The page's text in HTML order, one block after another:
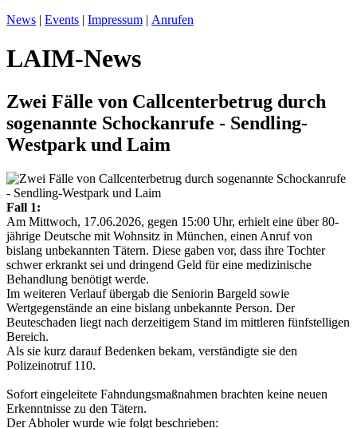
News | Events | Impressum | Anrufen
LAIM-News
Zwei Fälle von Callcenterbetrug durch
sogenannte Schockanrufe - Sendling-
Westpark und Laim
Fall 1:
Am Mittwoch, 17.06.2026, gegen 15:00 Uhr, erhielt eine über 80-
jährige Deutsche mit Wohnsitz in München, einen Anruf von
bislang unbekannten Tätern. Diese gaben vor, dass ihre Tochter
schwer erkrankt sei und dringend Geld für eine medizinische
Behandlung benötigt werde.
Im weiteren Verlauf übergab die Seniorin Bargeld sowie
Wertgegenstände an eine bislang unbekannte Person. Der
Beuteschaden liegt nach derzeitigem Stand im mittleren fünfstelligen
Bereich.
Als sie kurz darauf Bedenken bekam, verständigte sie den
Polizeinotruf 110.
Sofort eingeleitete Fahndungsmaßnahmen brachten keine neuen
Erkenntnisse zu den Tätern.
Der Abholer wurde wie folgt beschrieben: